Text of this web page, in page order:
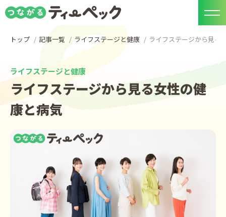
トップ 記事一覧 ライフステージと健康 ライフステージから見る
ライフステージと健康
ライフステージから見る女性の健
康と病気